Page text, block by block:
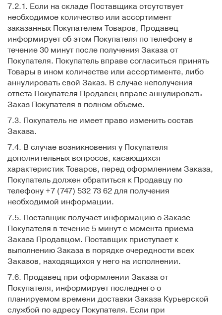
7.2.1. Если на складе Поставщика отсутствует
необходимое количество или ассортимент
заказанных Покупателем Товаров, Продавец
информирует об этом Покупателя по телефону в
течение 30 минут после получения Заказа от
Покупателя. Покупатель вправе согласиться принять
Товары в ином количестве или ассортименте, либо
аннулировать свой Заказ. В случае неполучения
ответа Покупателя Продавец вправе аннулировать
Заказ Покупателя в полном объеме.
7.3. Покупатель не имеет право изменить состав
Заказа.
7.4. В случае возникновения у Покупателя
дополнительных вопросов, касающихся
характеристик Товаров, перед оформлением Заказа,
Покупатель должен обратиться к Продавцу по
телефону +7 (747) 532 73 62 для получения
необходимой информации.
7.5. Поставщик получает информацию о Заказе
Покупателя в течение 5 минут с момента приема
Заказа Продавцом. Поставщик приступает к
выполнению Заказа в порядке очередности всех
Заказов, находящихся у него на исполнении.
7.6. Продавец при оформлении Заказа от
Покупателя, информирует последнего о
планируемом времени доставки Заказа Курьерской
службой по адресу Покупателя. Если при